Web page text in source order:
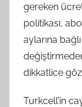
gereken
politikası,
aylarına
dikkatlice
Turkcell’in